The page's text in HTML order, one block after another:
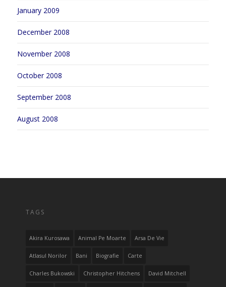
January 2009
December 2008
November 2008
October 2008
September 2008
August 2008
TAGS
Akira Kurosawa Animal Pe Moarte Arsa De Vie
Atlasul Norilor Bani Biografie Carte
Charles Bukowski Christopher Hitchens David Mitchell